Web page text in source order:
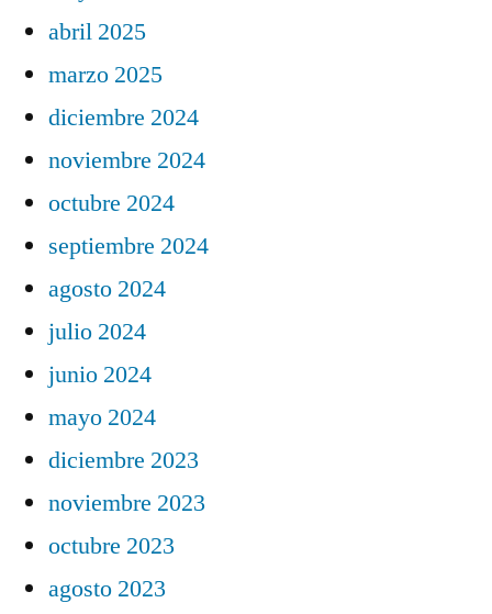
abril 2025
marzo 2025
diciembre 2024
noviembre 2024
octubre 2024
septiembre 2024
agosto 2024
julio 2024
junio 2024
mayo 2024
diciembre 2023
noviembre 2023
octubre 2023
agosto 2023